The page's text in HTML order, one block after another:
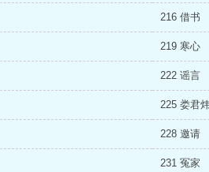
216 借书
219 寒心
222 谣言
225 娄君
228 邀请
231 冤家